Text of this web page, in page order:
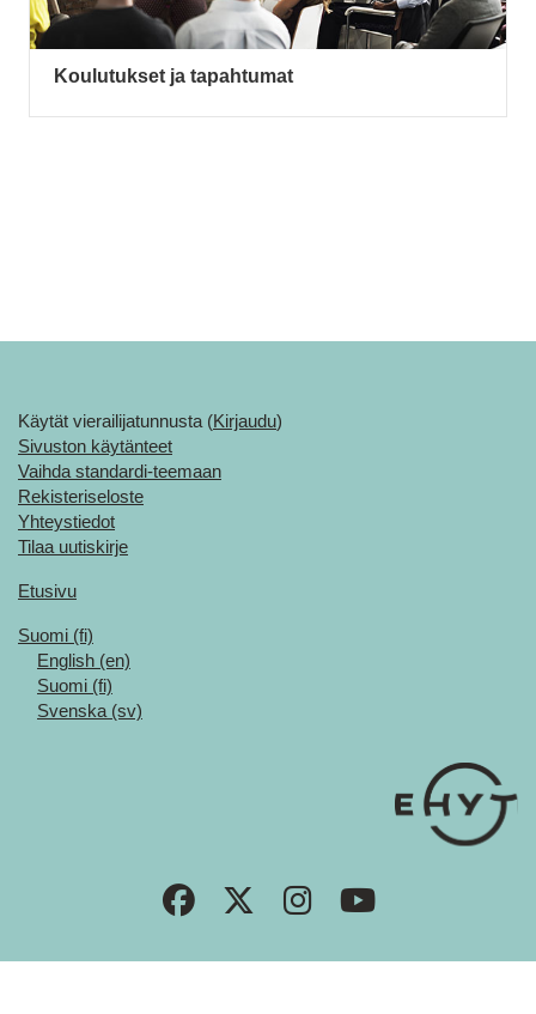
Koulutukset ja tapahtumat
Käytät vierailijatunnusta (Kirjaudu)
Sivuston käytänteet
Vaihda standardi-teemaan
Rekisteriseloste
Yhteystiedot
Tilaa uutiskirje
Etusivu
Suomi ‎(fi)‎
English ‎(en)‎
Suomi ‎(fi)‎
Svenska ‎(sv)‎